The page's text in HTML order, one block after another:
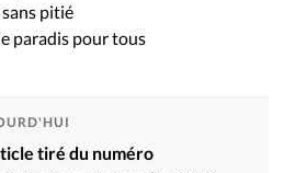
sans pitié
paradis pour tous
tiré du numéro